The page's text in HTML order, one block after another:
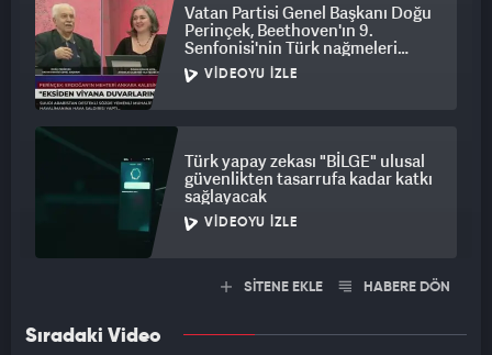
Vatan Partisi Genel Başkanı Doğu
Perinçek, Beethoven'ın 9.
Senfonisi'nin Türk nağmeleri
taşığını iddia etti
VIDEOYU İZLE
Türk yapay zekası "BİLGE" ulusal
güvenlikten tasarrufa kadar katkı
sağlayacak
VIDEOYU İZLE
SİTENE EKLE HABERE DÖN
Sıradaki Video